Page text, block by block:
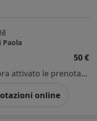
Paola
50 €
Questo dottore non ha ancora attivato le prenotazioni online presso questo indirizzo.
online